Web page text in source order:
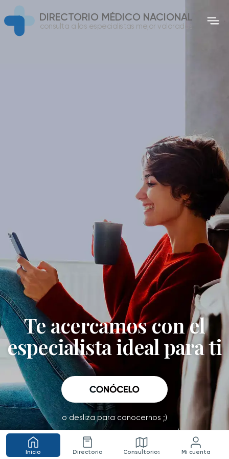
DIRECTORIO MÉDICO NACIONAL
consulta a los especialistas mejor valorados
Inicio Directorio Consultorios Mi cuenta
Te acercamos con el
especialista ideal para ti
o desliza para conocernos ;)